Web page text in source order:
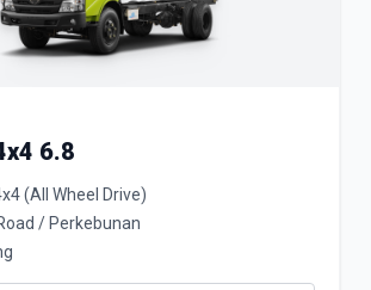
6.8
(All Wheel Drive)
/ Perkebunan